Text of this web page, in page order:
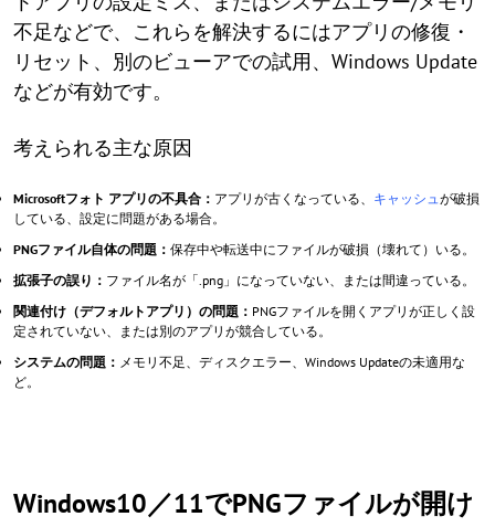
不足などで、これらを解決するにはアプリの修復・
リセット、別のビューアでの試用、Windows Update
などが有効です。
考えられる主な原因
Microsoftフォト アプリの不具合： アプリが古くなっている、 キャッシュが破損
している、設定に問題がある場合。
PNGファイル自体の問題： 保存中や転送中にファイルが破損（壊れて）いる。
拡張子の誤り： ファイル名が「.png」になっていない、または間違っている。
関連付け（デフォルトアプリ）の問題： PNGファイルを開くアプリが正しく設
定されていない、または別のアプリが競合している。
システムの問題： メモリ不足、ディスクエラー、Windows Updateの未適用な
ど。
Windows10／11でPNGファイルが開け